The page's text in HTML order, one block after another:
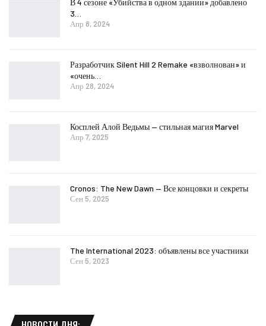
В 4 сезоне «Убийства в одном здании» добавлено
3…
Апр 8, 2024
Разработчик Silent Hill 2 Remake «взволнован» и
«очень…
Апр 28, 2024
Косплей Алой Ведьмы — стильная магия Marvel
Апр 7, 2025
Cronos: The New Dawn — Все концовки и секреты
Сен 5, 2025
The International 2023: объявлены все участники
Сен 5, 2023